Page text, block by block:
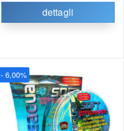
dettagli
- 6,00%